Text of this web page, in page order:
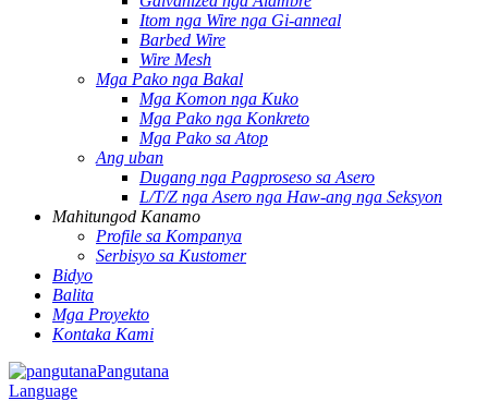
Itom nga Wire nga Gi-anneal
Barbed Wire
Wire Mesh
Mga Pako nga Bakal
Mga Komon nga Kuko
Mga Pako nga Konkreto
Mga Pako sa Atop
Ang uban
Dugang nga Pagproseso sa Asero
L/T/Z nga Asero nga Haw-ang nga Seksyon
Mahitungod Kanamo
Profile sa Kompanya
Serbisyo sa Kustomer
Bidyo
Balita
Mga Proyekto
Kontaka Kami
Pangutana
Language